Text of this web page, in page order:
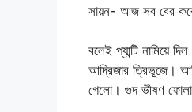
সায়ন- আজ সব বের
বলেই প্যান্টি নামিয়ে
আদ্রিজার ত্রিভূজে।
গেলো। গুদ ভীষণ